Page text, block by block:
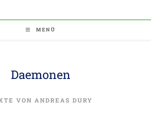
MENÜ
Daemonen
VON ANDREAS DURY